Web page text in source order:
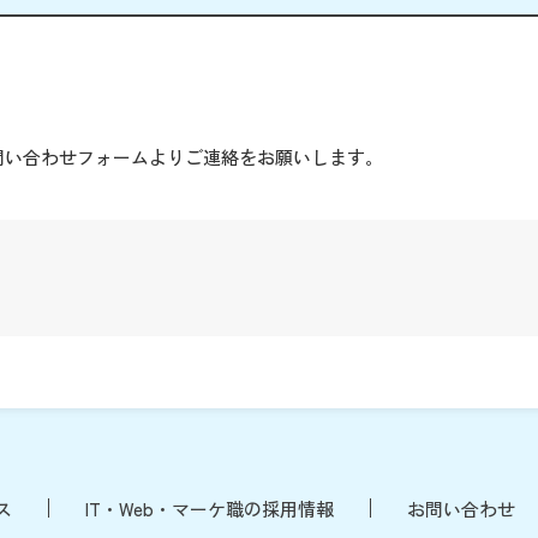
合わせフォームよりご連絡をお願いします。
IT・Web・マーケ職の採用情報 お問い合わせ